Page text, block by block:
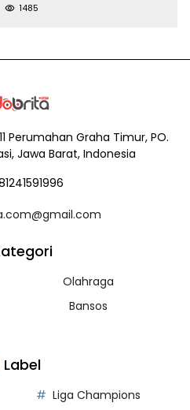
1485
Perumahan Graha Timur, PO.
Jawa Barat, Indonesia
Olahraga
Bansos
Label
Liga Champions